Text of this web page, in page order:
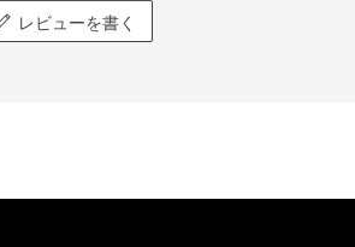
レビューを書く